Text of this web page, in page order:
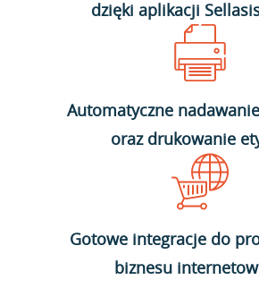
dzięki aplikacji
Automatyczne
oraz drukowanie
Gotowe integracje do
biznesu